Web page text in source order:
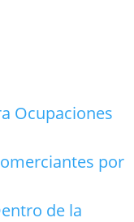
Ocupaciones
por
de la